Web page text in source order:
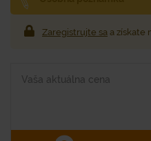
Zaregistrujte sa a získate
Vaša aktuálna cena